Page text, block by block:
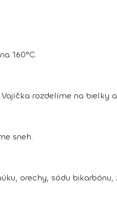
160°C.
rozdelíme na bielky
sneh.
orechy, sódu